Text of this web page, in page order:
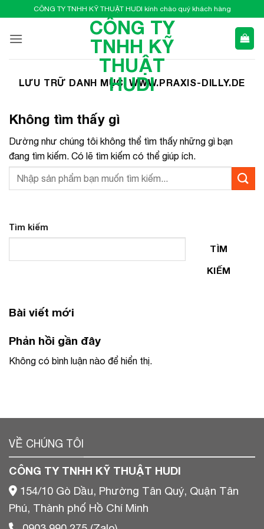
qua
nội
CÔNG TY TNHH KỸ THUẬT HUDI kính chào quý khách hàng
CÔNG TY
TNHH KỸ
THUẬT
HUDI
LƯU TRỮ DANH MỤC:WWW.PRAXIS-DILLY.DE
Không tìm thấy gì
Dường như chúng tôi không thể tìm thấy những gì bạn
đang tìm kiếm. Có lẽ tìm kiếm có thể giúp ích.
Tìm kiếm
TÌM
KIẾM
Bài viết mới
Phản hồi gần đây
Không có bình luận nào để hiển thị.
VỀ CHÚNG TÔI
CÔNG TY TNHH KỸ THUẬT HUDI
154/10 Gò Dầu, Phường Tân Quý, Quận Tân
Phú, Thành phố Hồ Chí Minh